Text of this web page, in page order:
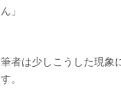
ん」
筆者は少しこうした現象
す。